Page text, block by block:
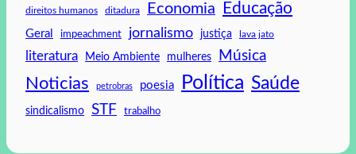
direitos humanos ditadura Economia Educação
Geral impeachment jornalismo justiça lava jato
literatura Meio Ambiente mulheres Música
Noticias petrobras poesia Política Saúde
sindicalismo STF trabalho